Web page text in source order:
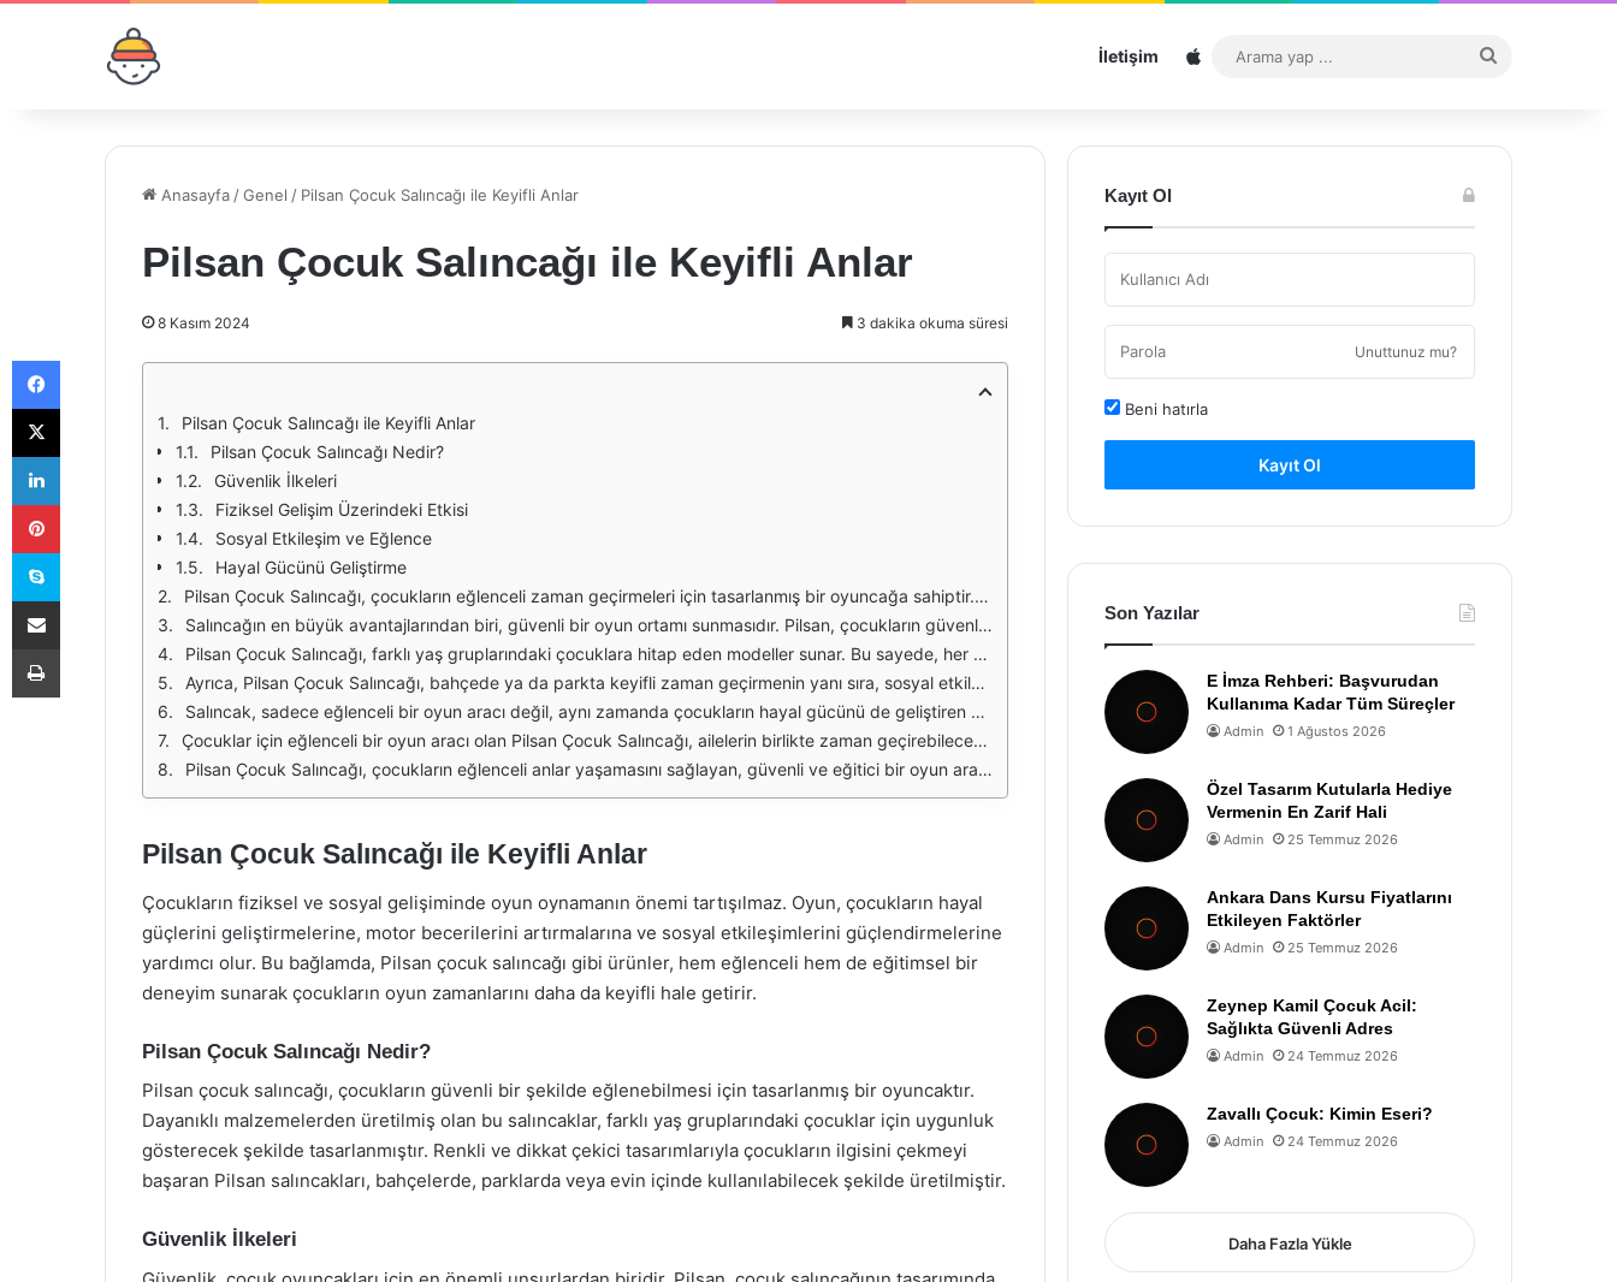
İletişim Sitemap
...
Anasayfa /Genel / Pilsan Çocuk Salıncağı ile Keyifli Anlar
Pilsan Çocuk Salıncağı ile Keyifli Anlar
8 Kasım 2024 3 dakika okuma süresi
Pilsan Çocuk Salıncağı ile Keyifli Anlar
Pilsan Çocuk Salıncağı Nedir?
Güvenlik İlkeleri
Fiziksel Gelişim Üzerindeki Etkisi
Sosyal Etkileşim ve Eğlence
Hayal Gücünü Geliştirme
Pilsan Çocuk Salıncağı, çocukların eğlenceli zaman geçirmeleri için tasarlanmış bir oyuncağa sahiptir. Salıncak, çocukların fiziksel aktivitelerini artırarak, motor becerilerini geliştirmelerine yardımcı olur. Salıncakta sallanmak, çocuklara hem keyif verir hem de dengenin geliştirilmesine katkıda bulunur. Ailelerin çocuklarıyla birlikte dışarıda geçirdiği zamanlar, bu tür aktivitelerle daha da anlam kazanır.
Salıncağın en büyük avantajlarından biri, güvenli bir oyun ortamı sunmasıdır. Pilsan, çocukların güvenliğini ön planda tutarak tasarımını yapmıştır. Sağlam malzemelerden üretilen salıncak, çocukların keyifle oynamalarını sağlarken, ailelerin de içini rahat ettirir. Böylece, çocuklar özgürce eğlenirken ebeveynler de onları gözlemleme fırsatı bulur.
Pilsan Çocuk Salıncağı, farklı yaş gruplarındaki çocuklara hitap eden modeller sunar. Bu sayede, her yaştan çocuk kendi seviyesine uygun salıncağı bulabilir. Küçük çocuklar için tasarlanan daha düşük ve geniş tabanlı modeller, daha büyük çocuklar için ise daha yüksek ve daha dinamik modeller mevcuttur. Böylece her çocuk, kendi zevkine ve fiziksel gelişimine uygun bir deneyim yaşar.
Ayrıca, Pilsan Çocuk Salıncağı, bahçede ya da parkta keyifli zaman geçirmenin yanı sıra, sosyal etkileşimi de artırır. Çocuklar salıncakta oynarken, arkadaşlarıyla bir araya gelir, oyunlar oynar ve birlikte vakit geçirir. Bu durum, çocukların sosyal becerilerini geliştirmelerine yardımcı olur. Oyun arkadaşlarıyla paylaşılan anlar, çocukların hafızalarında yer eder ve dostluk bağlarını güçlendirir.
Salıncak, sadece eğlenceli bir oyun aracı değil, aynı zamanda çocukların hayal gücünü de geliştiren bir oyuncaktır. Çocuklar, salıncakta sallanırken kendilerini farklı hikayelerin içerisinde bulabilirler. Uçmak, gökyüzüne ulaşmak ya da hayal ettikleri maceralara atılmak gibi hayaller, salıncağın sunduğu özgürlükle gerçeğe dönüşebilir. Bu da çocukların yaratıcılıklarını artırır.
Çocuklar için eğlenceli bir oyun aracı olan Pilsan Çocuk Salıncağı, ailelerin birlikte zaman geçirebileceği bir aktivite alanı da sunar. Ebeveynler, çocukları salıncağa iterek veya onlarla birlikte sallanarak keyifli anlar yaşayabilir. Bu tür ortak aktiviteler, aile bağlarını güçlendiren önemli bir etken olarak öne çıkar.
Pilsan Çocuk Salıncağı, çocukların eğlenceli anlar yaşamasını sağlayan, güvenli ve eğitici bir oyun aracıdır. Hem fiziksel hem de sosyal gelişime katkıda bulunurken, çocukların hayal güçlerini de destekler. Bu nedenle, Pilsan Çocuk Salıncağı, çocuklar için vazgeçilmez bir aktivite kaynağıdır.
Pilsan Çocuk Salıncağı ile Keyifli Anlar
Çocukların fiziksel ve sosyal gelişiminde oyun oynamanın önemi tartışılmaz. Oyun, çocukların hayal
güçlerini geliştirmelerine, motor becerilerini artırmalarına ve sosyal etkileşimlerini güçlendirmelerine
yardımcı olur. Bu bağlamda, Pilsan çocuk salıncağı gibi ürünler, hem eğlenceli hem de eğitimsel bir
deneyim sunarak çocukların oyun zamanlarını daha da keyifli hale getirir.
Pilsan Çocuk Salıncağı Nedir?
Pilsan çocuk salıncağı, çocukların güvenli bir şekilde eğlenebilmesi için tasarlanmış bir oyuncaktır.
Dayanıklı malzemelerden üretilmiş olan bu salıncaklar, farklı yaş gruplarındaki çocuklar için uygunluk
gösterecek şekilde tasarlanmıştır. Renkli ve dikkat çekici tasarımlarıyla çocukların ilgisini çekmeyi
başaran Pilsan salıncakları, bahçelerde, parklarda veya evin içinde kullanılabilecek şekilde üretilmiştir.
Güvenlik İlkeleri
Kayıt Ol
Unuttunuz mu?
Beni hatırla
Kayıt Ol
Son Yazılar
E İmza Rehberi: Başvurudan
Kullanıma Kadar Tüm Süreçler
Admin 1 Ağustos 2026
Özel Tasarım Kutularla Hediye
Vermenin En Zarif Hali
Admin 25 Temmuz 2026
Ankara Dans Kursu Fiyatlarını
Etkileyen Faktörler
Admin 25 Temmuz 2026
Zeynep Kamil Çocuk Acil:
Sağlıkta Güvenli Adres
Admin 24 Temmuz 2026
Zavallı Çocuk: Kimin Eseri?
Admin 24 Temmuz 2026
Daha Fazla Yükle
Facebook
X
LinkedIn
Pinterest
Skype
E-Posta ile paylaş